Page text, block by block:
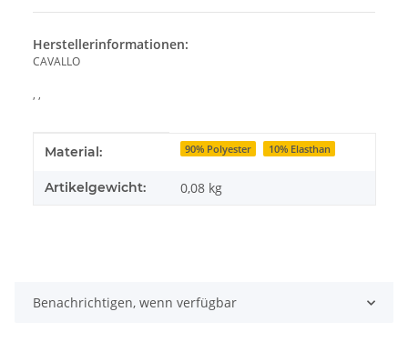
Herstellerinformationen:
CAVALLO
, ,
Produkteigenschaft
Wert
Material: 90% Polyester 10% Elasthan
Artikelgewicht: 0,08 kg
Benachrichtigen, wenn verfügbar